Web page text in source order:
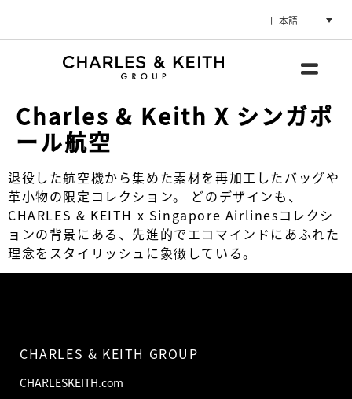
日本語
Charles & Keith X シンガポ
ール航空
退役した航空機から集めた素材を再加工したバッグや
革小物の限定コレクション。 どのデザインも、
CHARLES & KEITH x Singapore Airlinesコレクシ
ョンの背景にある、先進的でエコマインドにあふれた
理念をスタイリッシュに象徴している。
CHARLES & KEITH GROUP
CHARLESKEITH.com